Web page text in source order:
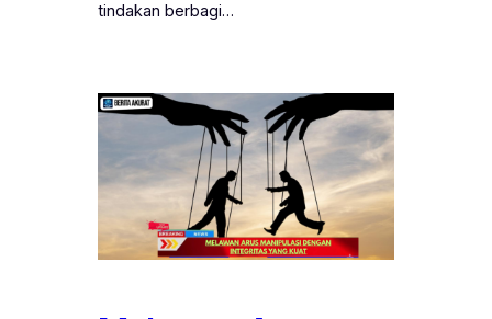
tindakan berbagi…